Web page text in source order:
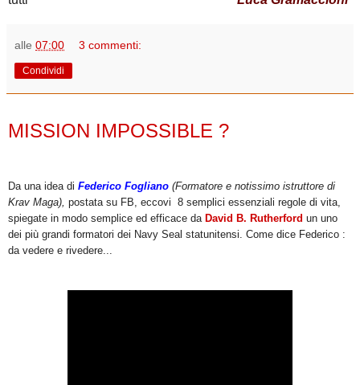
alle 07:00 3 commenti:
Condividi
MISSION IMPOSSIBLE ?
Da una idea di Federico Fogliano (Formatore e notissimo istruttore di
Krav Maga), postata su FB, eccovi 8 semplici essenziali regole di vita,
spiegate in modo semplice ed efficace da David B. Rutherford un uno
dei più grandi formatori dei Navy Seal statunitensi. Come dice Federico :
da vedere e rivedere...